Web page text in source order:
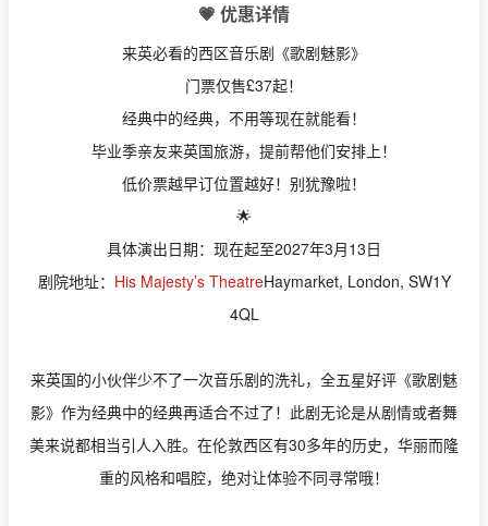
💗 优惠详情
来英必看的西区音乐剧《歌剧魅影》
门票仅售£37起！
经典中的经典，不用等现在就能看！
毕业季亲友来英国旅游，提前帮他们安排上！
低价票越早订位置越好！别犹豫啦！
🌟
具体演出日期：现在起至2027年3月13日
剧院地址： His Majesty’s TheatreHaymarket, London, SW1Y
4QL
来英国的小伙伴少不了一次音乐剧的洗礼，全五星好评《歌剧魅
影》作为经典中的经典再适合不过了！此剧无论是从剧情或者舞
美来说都相当引人入胜。在伦敦西区有30多年的历史，华丽而隆
重的风格和唱腔，绝对让体验不同寻常哦！